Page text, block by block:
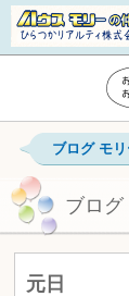
ブログ モリ
ブログ
元日